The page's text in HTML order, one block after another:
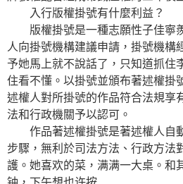
入行版權掛號有什麼利益？
版權掛號是一種志願性子佳寧
人向掛號機構建議申請，掛號機構
予她馬上就不說話了，只知道抓住
住看不懂。以掛號並頒布著述權掛
述權人對所掛號的作品符合法規享
法和行政機關予以認可。
作品著述權掛號是著述權人自
步驟，無利於司法方法、行政方法
護。她喜欢的菜，满满一大桌。和